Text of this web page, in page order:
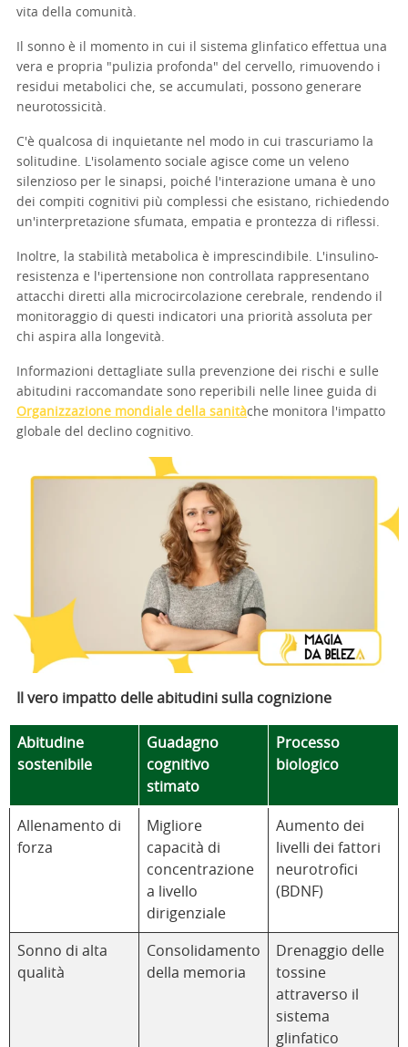
vita della comunità.
Il sonno è il momento in cui il sistema glinfatico effettua una
vera e propria "pulizia profonda" del cervello, rimuovendo i
residui metabolici che, se accumulati, possono generare
neurotossicità.
C'è qualcosa di inquietante nel modo in cui trascuriamo la
solitudine. L'isolamento sociale agisce come un veleno
silenzioso per le sinapsi, poiché l'interazione umana è uno
dei compiti cognitivi più complessi che esistano, richiedendo
un'interpretazione sfumata, empatia e prontezza di riflessi.
Inoltre, la stabilità metabolica è imprescindibile. L'insulino-
resistenza e l'ipertensione non controllata rappresentano
attacchi diretti alla microcircolazione cerebrale, rendendo il
monitoraggio di questi indicatori una priorità assoluta per
chi aspira alla longevità.
Informazioni dettagliate sulla prevenzione dei rischi e sulle
abitudini raccomandate sono reperibili nelle linee guida di
Organizzazione mondiale della sanitàche monitora l'impatto
globale del declino cognitivo.
Il vero impatto delle abitudini sulla cognizione
Abitudine
sostenibile
Guadagno
cognitivo
stimato
Processo
biologico
Allenamento di
forza
Migliore
capacità di
concentrazione
a livello
dirigenziale
Aumento dei
livelli dei fattori
neurotrofici
(BDNF)
Sonno di alta
qualità
Consolidamento
della memoria
Drenaggio delle
tossine
attraverso il
sistema
glinfatico